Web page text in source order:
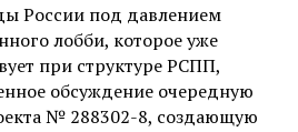
России под давлением
лобби, которое уже
при структуре РСПП,
обсуждение очередную
№ 288302-8, создающую